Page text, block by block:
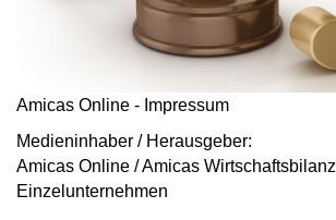
Amicas Online - Impressum
Medieninhaber / Herausgeber:
Amicas Online / Amicas Wirtschaftsbilanz
Einzelunternehmen